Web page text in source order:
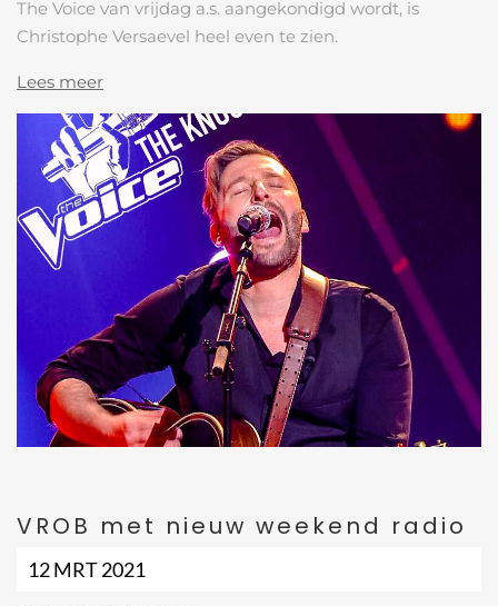
The Voice van vrijdag a.s. aangekondigd wordt, is
Christophe Versaevel heel even te zien.
Lees meer
VROB met nieuw weekend radio
12 MRT 2021